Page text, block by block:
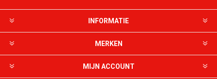
INFORMATIE
MERKEN
MIJN ACCOUNT